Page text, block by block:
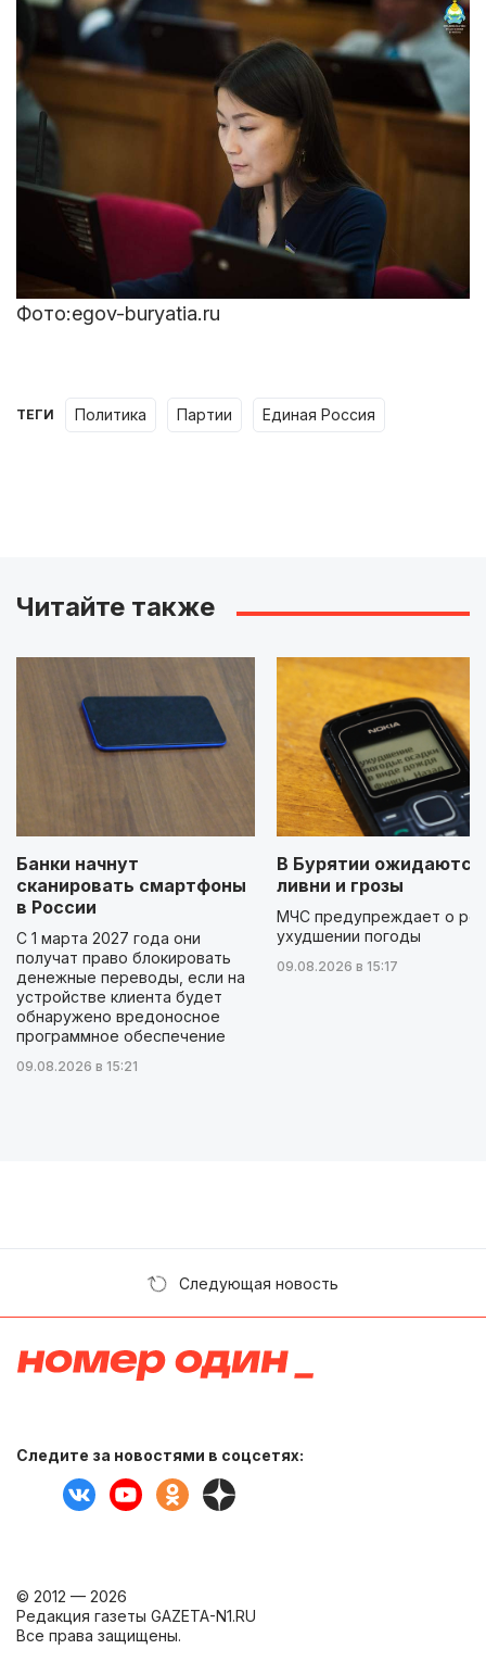
Фото:egov-buryatia.ru
ТЕГИ политика партии Единая Россия
Читайте также
Банки начнут
сканировать смартфоны
в России
С 1 марта 2027 года они
получат право блокировать
денежные переводы, если на
устройстве клиента будет
обнаружено вредоносное
программное обеспечение
09.08.2026 в 15:21
В Бурятии ожидаются
ливни и грозы
МЧС предупреждает о
ухудшении погоды
09.08.2026 в 15:17
Следующая новость
Следите за новостями в соцсетях:
© 2012 — 2026
Редакция газеты GAZETA-N1.RU
Все права защищены.